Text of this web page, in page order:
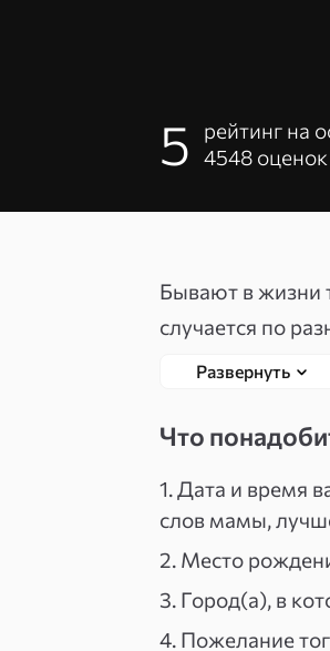
5
рейтинг на
4548 оценок
Бывают в жизни
случается по
не знает, что
Иногда после
к лучшему:
приобретается
на предыдущем
А бывает и
Развернуть
Что
1. Дата и время
слов мамы,
2. Место
3. Город(а), в
4. Пожелание